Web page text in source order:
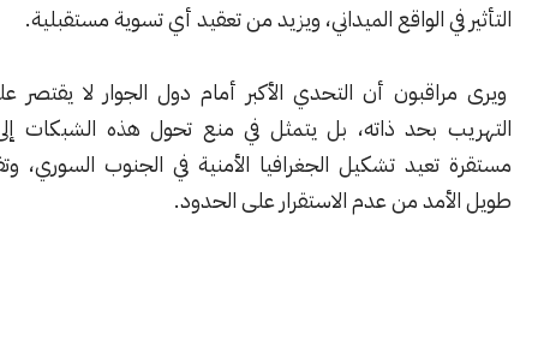
الواقع الميداني، ويزيد من تعقيد أي تسوية مستقبلية.
أن التحدي الأكبر أمام دول الجوار لا يقتصر على مكافحة
بحد ذاته، بل يتمثل في منع تحول هذه الشبكات إلى بنى نفوذ
تشكيل الجغرافيا الأمنية في الجنوب السوري، وتفرض واقعاً
من عدم الاستقرار على الحدود.